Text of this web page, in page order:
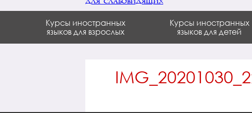
для слабовидящих
Курсы иностранных
языков для взрослых
Курсы иностранных
языков для детей